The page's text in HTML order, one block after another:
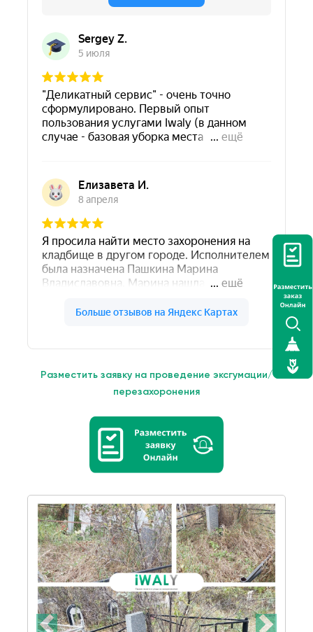
Разместить заявку на проведение эксгумации/
перезахоронения